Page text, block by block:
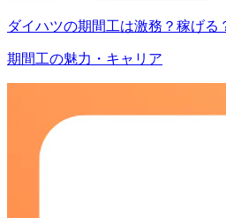
ダイハツの期間工は激務？稼げる
期間工の魅力・キャリア